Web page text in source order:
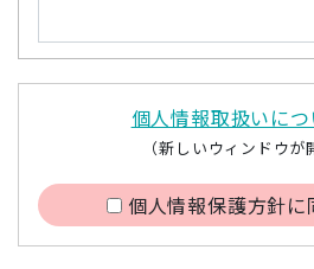
個人情報取扱いにつ
（新しいウィンドウが
個人情報保護方針に